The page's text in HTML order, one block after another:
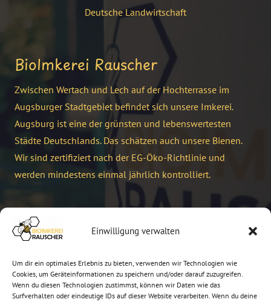
Einwilligung verwalten
Um dir ein optimales Erlebnis zu bieten, verwenden wir Technologien wie
Cookies, um Geräteinformationen zu speichern und/oder darauf zuzugreifen.
Wenn du diesen Technologien zustimmst, können wir Daten wie das
Surfverhalten oder eindeutige IDs auf dieser Website verarbeiten. Wenn du deine
Deutsche Landwirtschaft
BioImkerei Rauscher
Zwischen Wertach und Lech auf der Hochterrasse im
Augsburger Stadtgebiet befindet sich unsere Imkerei.
Augsburg ist eine der grünsten und lebenswertesten
Städte Deutschlands. Das schätzen auch unsere Bienen.
Wir sind zertifiziert nach der EG-Öko-Richtlinie und
werden mindestens einmal jährlich kontrolliert.
Kontakt
+49 821 7955104
Buchenländerstraße 15, 86199 Augsburg